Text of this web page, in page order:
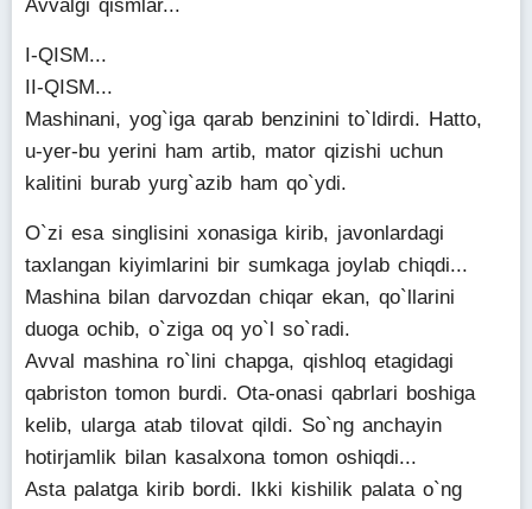
Avvalgi qismlar...
I-QISM...
II-QISM...
Mashinani, yog`iga qarab benzinini to`ldirdi. Hatto,
u-yer-bu yerini ham artib, mator qizishi uchun
kalitini burab yurg`azib ham qo`ydi.
O`zi esa singlisini xonasiga kirib, javonlardagi
taxlangan kiyimlarini bir sumkaga joylab chiqdi...
Mashina bilan darvozdan chiqar ekan, qo`llarini
duoga ochib, o`ziga oq yo`l so`radi.
Avval mashina ro`lini chapga, qishloq etagidagi
qabriston tomon burdi. Ota-onasi qabrlari boshiga
kelib, ularga atab tilovat qildi. So`ng anchayin
hotirjamlik bilan kasalxona tomon oshiqdi...
Asta palatga kirib bordi. Ikki kishilik palata o`ng